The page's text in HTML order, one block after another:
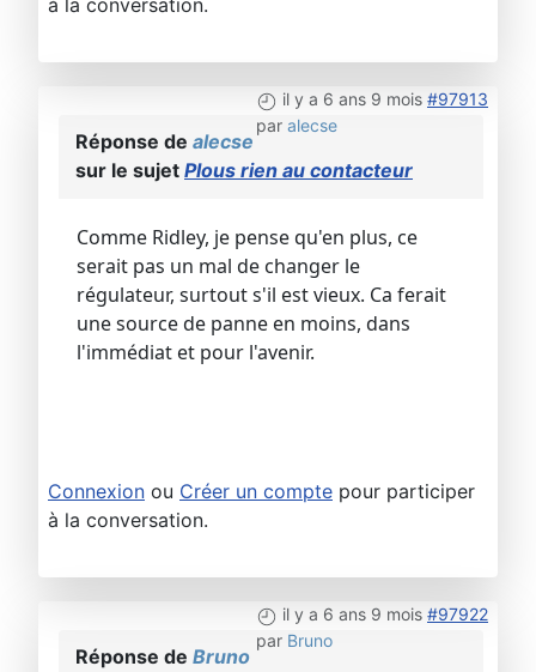
à la conversation.
il y a 6 ans 9 mois #97913
par alecse
Réponse de alecse
sur le sujet Plous rien au contacteur
Comme Ridley, je pense qu'en plus, ce
serait pas un mal de changer le
régulateur, surtout s'il est vieux. Ca ferait
une source de panne en moins, dans
l'immédiat et pour l'avenir.
Connexion ou Créer un compte pour participer
à la conversation.
il y a 6 ans 9 mois #97922
par Bruno
Réponse de Bruno